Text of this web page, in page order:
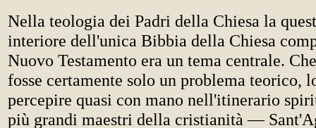
Nella teologia dei Padri della Chiesa la
interiore dell'unica Bibbia della Chiesa
Nuovo Testamento era un tema centrale.
fosse certamente solo un problema teorico,
percepire quasi con mano nell'itinerario
più grandi maestri della cristianità —